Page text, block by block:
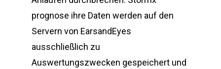
prognose ihre Daten werden auf den
Servern von EarsandEyes
ausschließlich zu
Auswertungszwecken gespeichert und